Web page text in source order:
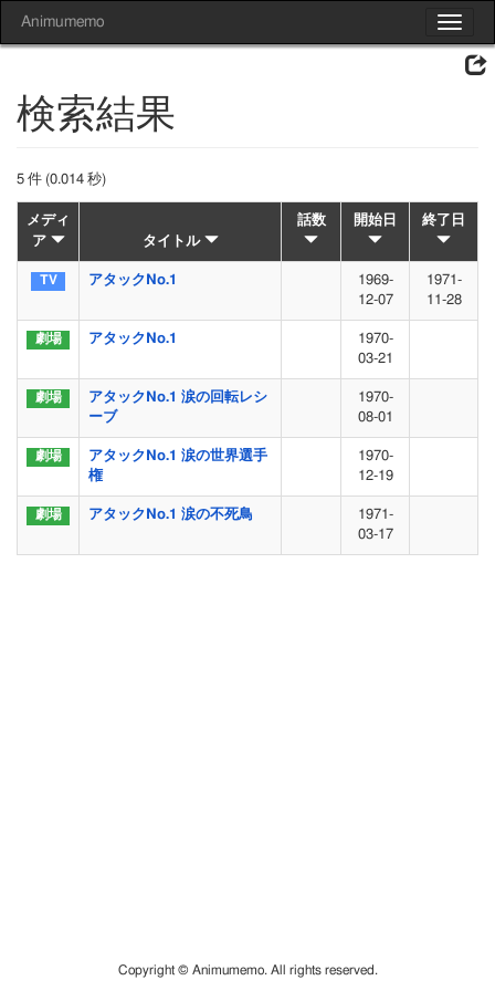
Toggle
Animumemo
検索結果
5 件 (0.014 秒)
メディ
ア
タイトル
話数 開始日 終了日
アタックNo.1
1969-
12-07
1971-
11-28
アタックNo.1
1970-
03-21
アタックNo.1 涙の回転レシ
ーブ
1970-
08-01
アタックNo.1 涙の世界選手
権
1970-
12-19
アタックNo.1 涙の不死鳥
1971-
03-17
Copyright © Animumemo. All rights reserved.